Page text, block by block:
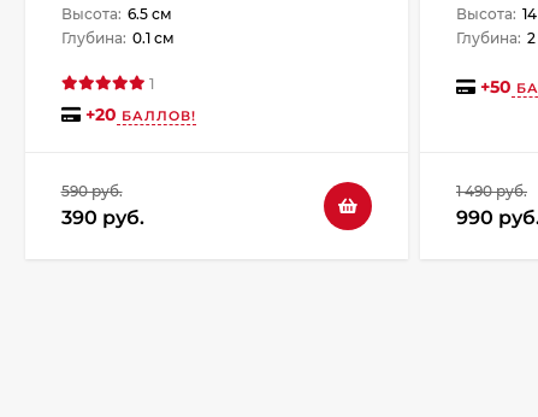
Высота: 6.5 см
Глубина: 0.1 см
1
+20 БАЛЛОВ!
590 руб.
390 руб.
Высота:
Глубина:
+50
1 490 руб.
990